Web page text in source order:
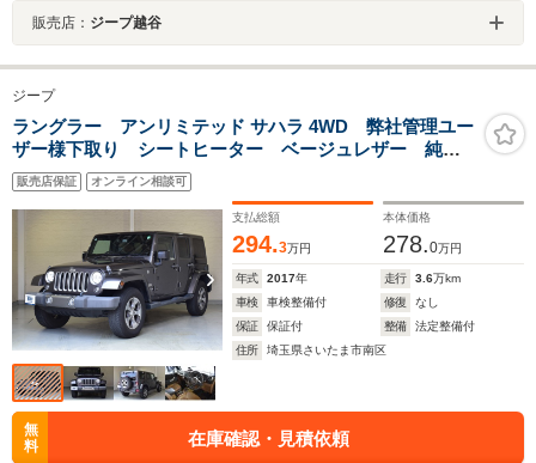
販売店： ジープ越谷
ジープ
ラングラー アンリミテッド サハラ 4WD 弊社管理ユー
ザー様下取り シートヒーター ベージュレザー 純正
18インチAW ETC クルーズコントロール ヒルスター
トアシスト ALPINE製スピーカー CD/FM/AM レザー
販売店保証 オンライン相談可
支払総額
294.3万円
本体価格
278.0万円
年式 2017年 走行 3.6万km
車検
車検整備付 修復
なし
保証
保証付 整備
法定整備付
住所
埼玉県さいたま市南区
無
料
在庫確認・見積依頼